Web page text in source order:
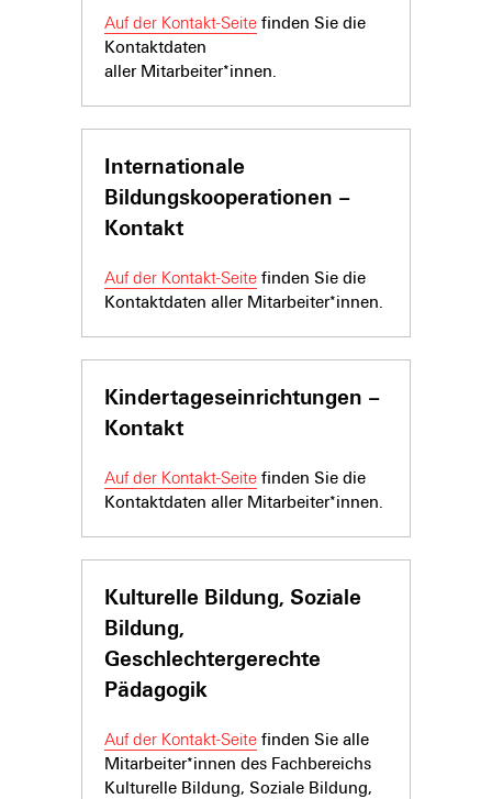
Auf der Kontakt-Seite finden Sie die
Kontaktdaten
aller Mitarbeiter*innen.
Internationale
Bildungskooperationen –
Kontakt
Auf der Kontakt-Seite finden Sie die
Kontaktdaten aller Mitarbeiter*innen.
Kindertageseinrich­tungen –
Kontakt
Auf der Kontakt-Seite finden Sie die
Kontaktdaten aller Mitarbeiter*innen.
Kulturelle Bildung, Soziale
Bildung,
Geschlechtergerechte
Pädagogik
Auf der Kontakt-Seite finden Sie alle
Mitarbeiter*innen des Fachbereichs
Kulturelle Bildung, Soziale Bildung,